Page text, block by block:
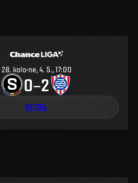
28. kolo ne, 4. 5., 17:00
0–2
DETAIL